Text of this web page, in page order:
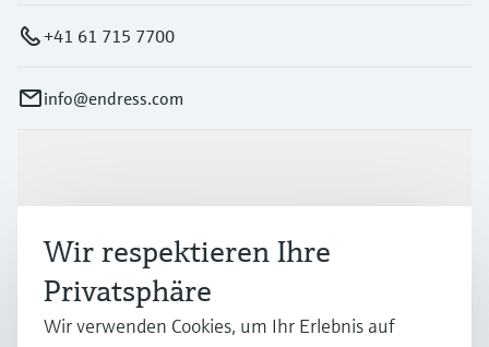
+41 61 715 7700
info@endress.com
Branchen
Support
Wir respektieren Ihre
Privatsphäre
Wir verwenden Cookies, um Ihr Erlebnis auf